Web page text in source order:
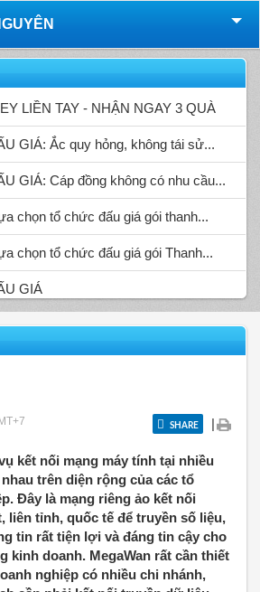
LIỀN TAY - NHẬN NGAY 3 QUÀ
GIÁ: Ắc quy hỏng, không tái sử...
GIÁ: Cáp đồng không có nhu cầu...
chọn tổ chức đấu giá gói thanh...
chọn tổ chức đấu giá gói Thanh...
GIÁ
SHARE |
kết nối mạng máy tính tại nhiều
trên diện rộng của các tổ
Đây là mạng riêng ảo kết nối
liên tỉnh, quốc tế để truyền số liệu,
tin rất tiện lợi và đáng tin cậy cho
kinh doanh. MegaWan rất cần thiết
nghiệp có nhiều chi nhánh,